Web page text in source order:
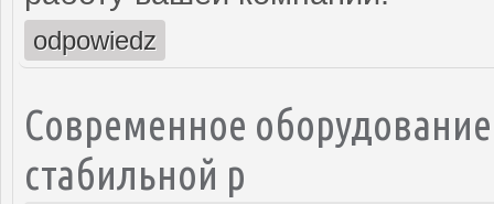
odpowiedz
Современное
стабильной р